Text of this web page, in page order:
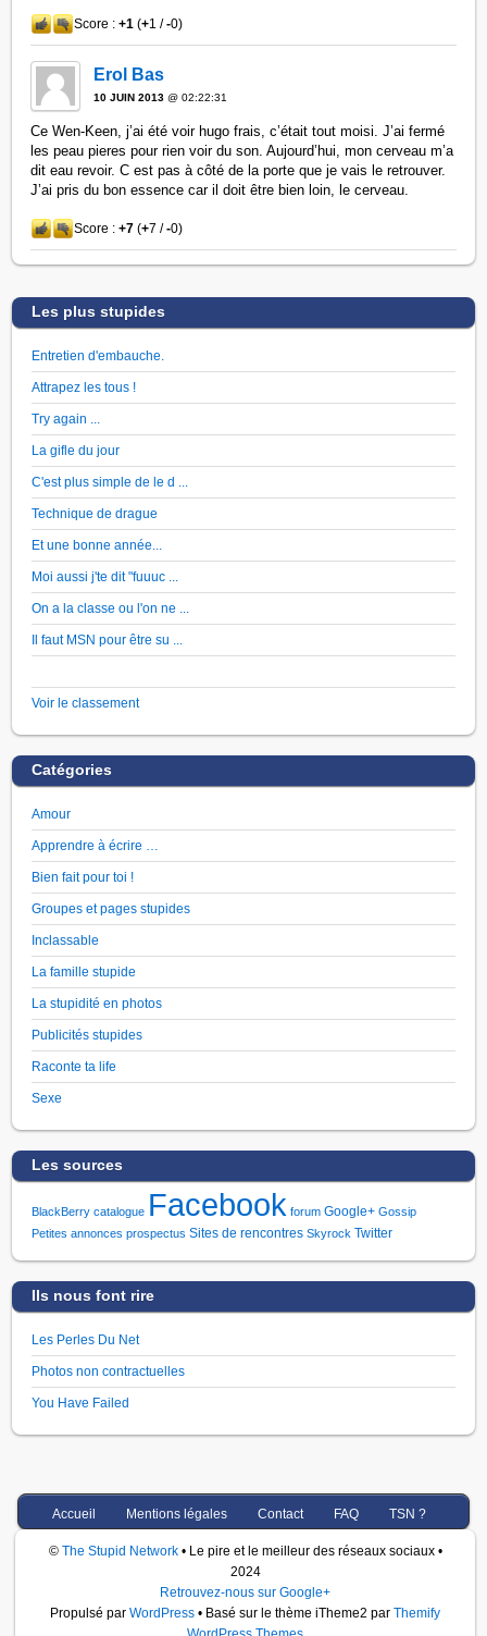
Score :+1 (+1 /-0)
Erol Bas
10 JUIN 2013 @ 02:22:31
Ce Wen-Keen, j’ai été voir hugo frais, c’était tout moisi. J’ai fermé
les peau pieres pour rien voir du son. Aujourd’hui, mon cerveau m’a
dit eau revoir. C est pas à côté de la porte que je vais le retrouver.
J’ai pris du bon essence car il doit être bien loin, le cerveau.
Score :+7 (+7 /-0)
Les plus stupides
Entretien d'embauche.
Attrapez les tous !
Try again ...
La gifle du jour
C'est plus simple de le d ...
Technique de drague
Et une bonne année...
Moi aussi j'te dit "fuuuc ...
On a la classe ou l'on ne ...
Il faut MSN pour être su ...
Voir le classement
Catégories
Amour
Apprendre à écrire …
Bien fait pour toi !
Groupes et pages stupides
Inclassable
La famille stupide
La stupidité en photos
Publicités stupides
Raconte ta life
Sexe
Les sources
BlackBerry catalogue Facebook forum Google+ Gossip
Petites annonces prospectus Sites de rencontres Skyrock Twitter
Ils nous font rire
Les Perles Du Net
Photos non contractuelles
You Have Failed
Accueil Mentions légales Contact FAQ TSN ?
© The Stupid Network• Le pire et le meilleur des réseaux sociaux •
2024
Retrouvez-nous sur Google+
Propulsé par WordPress • Basé sur le thème iTheme2 par Themify
WordPress Themes